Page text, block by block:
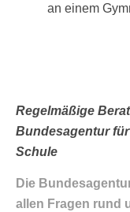
an einem
Regelmäßige
Bundesagentur
Schule
Die
allen Fragen rund